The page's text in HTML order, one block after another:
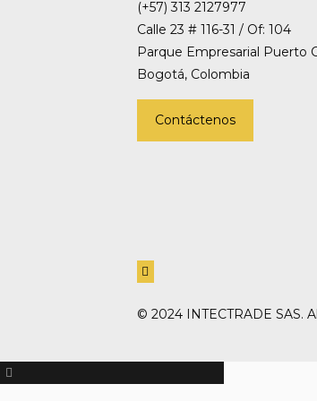
(+57) 313 2127977
Calle 23 # 116-31 / Of: 104
Parque Empresarial Puerto
Bogotá, Colombia
Contáctenos
© 2024 INTECTRADE SAS.